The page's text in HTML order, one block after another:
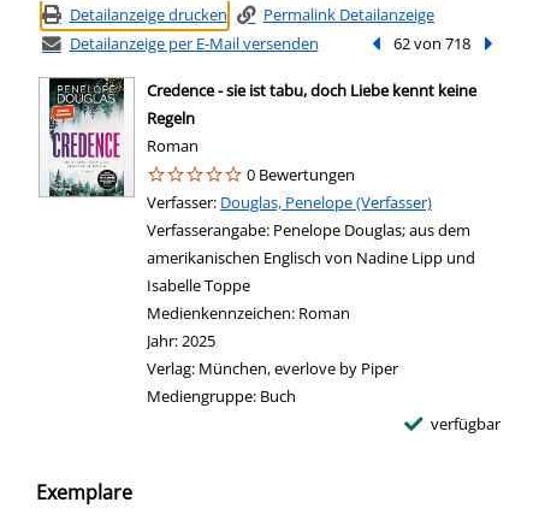
Detailanzeige drucken
Permalink Detailanzeige
Detailanzeige per E-Mail versenden
Vorheriger Treffer
62 von 718
Credence - sie ist tabu, doch Liebe kennt keine
Regeln
Roman
0 Bewertungen
Verfasser: Suche nach diesem Verfasser
Douglas, Penelope (Verfasser)
Verfasserangabe: Penelope Douglas; aus dem
amerikanischen Englisch von Nadine Lipp und
Isabelle Toppe
Medienkennzeichen: Roman
Jahr:2025
Verlag: München, everlove by Piper
Mediengruppe: Buch
verfügbar
Exemplare